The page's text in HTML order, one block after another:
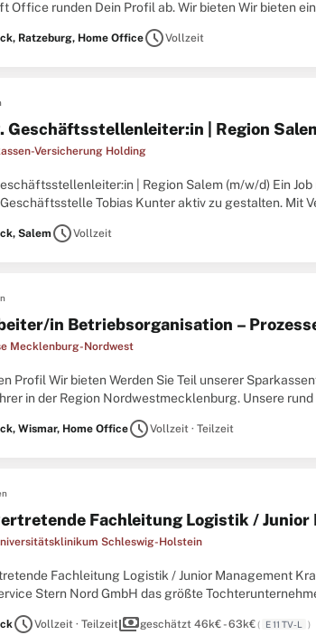
Office runden Dein Profil ab. Wir bieten Wir bieten
Ratzeburg, Home OfficescheduleVollzeit
Geschäftsstellenleiter:in | Region
Versicherung Holding
| Region Salem (m/w/d) Ein
Tobias Kunter aktiv zu gestalten. Mit
Salem scheduleVollzeit
in Betriebsorganisation –
Mecklenburg-Nordwest
Profil Wir bieten Werden Sie Teil unserer
in der Region Nordwestmecklenburg. Unsere
Wismar, Home OfficescheduleVollzeit · Teilzeit
Fachleitung Logistik /
Schleswig-Holstein
Fachleitung Logistik / Junior Management
Stern Nord GmbH das größte
scheduleVollzeit · Teilzeitpaymentsgeschätzt 46k€ - 63k€( E 11 TV-L )